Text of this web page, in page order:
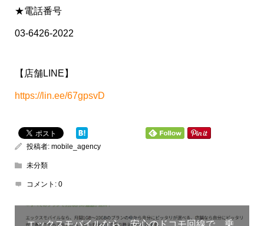
★電話番号
03-6426-2022
【店舗LINE】
https://lin.ee/67gpsvD
投稿者: mobile_agency
未分類
コメント: 0